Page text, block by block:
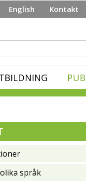
English Kontakt
språk